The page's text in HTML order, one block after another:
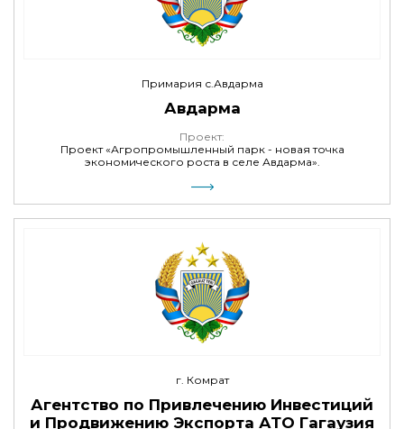
Примария с.Авдарма
Авдарма
Проект:
Проект «Агропромышленный парк - новая точка
экономического роста в селе Авдарма».
г. Комрат
Агентство по Привлечению Инвестиций
и Продвижению Экспорта АТО Гагаузия